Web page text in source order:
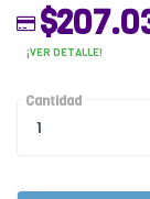
¡VER DETALLE!
Cantidad